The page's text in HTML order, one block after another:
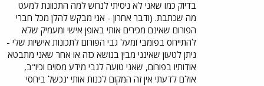
בדיוק כמו שאני לא ניסיתי לנחש למה התכוונת למעט
מה שכתבת. (ודבר אחרון - אני מבקש להלן מכל חברי
הפורום שאינם מכירים אותי באופן אישי ומעמיק שלא
להתייחס בפומבי ומעל גבי הפורום לתכונות אישיות שלי -
ניתן לטעון שאינני מבין בנושא כזה או אחר שאני מתבטא
אודותיו בפורום, שאני טועה לגבי מידע מסוים וכיו"ב,
אולם לדעתי אין זה המקום לכנות אותי 'נכשל ביחסי